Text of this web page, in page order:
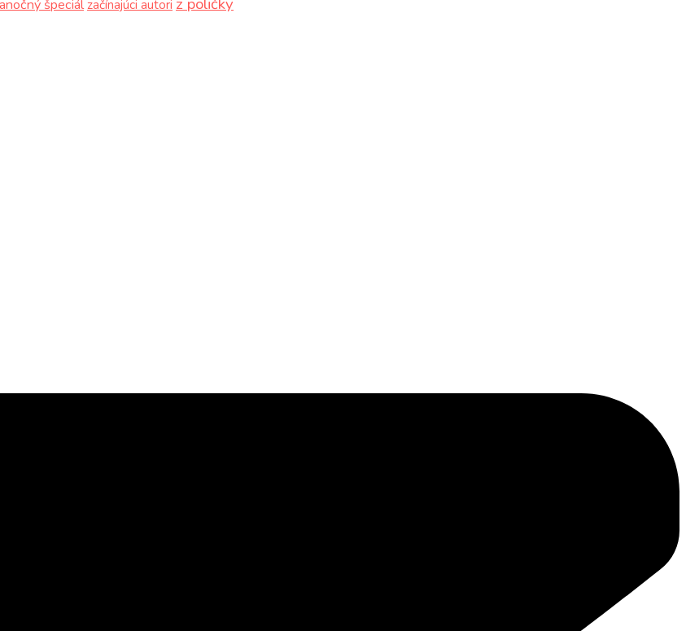
špeciálzačínajúci autori